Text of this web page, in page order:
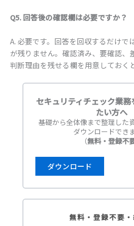
Q5. 回答後の確認欄は必要ですか？
A. 必要です。回答を回収するだけで
が残りません。確認済み、要確認、
判断理由を残せる欄を用意しておく
セキュリティチェック業
たい方へ
基礎から全体像まで整理した
ダウンロードできま
（無料・登録不
ダウンロード
無料・登録不要